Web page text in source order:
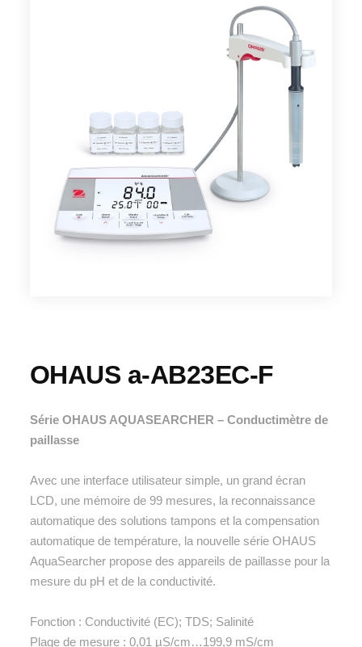
OHAUS a-AB23EC-F
Série OHAUS AQUASEARCHER – Conductimètre de
paillasse
Avec une interface utilisateur simple, un grand écran
LCD, une mémoire de 99 mesures, la reconnaissance
automatique des solutions tampons et la compensation
automatique de température, la nouvelle série OHAUS
AquaSearcher propose des appareils de paillasse pour la
mesure du pH et de la conductivité.
Fonction : Conductivité (EC); TDS; Salinité
Plage de mesure : 0,01 µS/cm…199,9 mS/cm